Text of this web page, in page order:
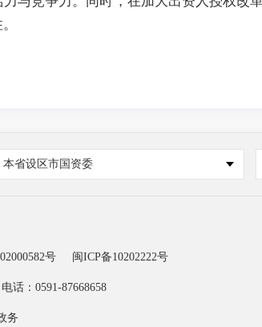
本省设区市国资委
号 闽ICP备10202222号
电话：0591-87668658
务